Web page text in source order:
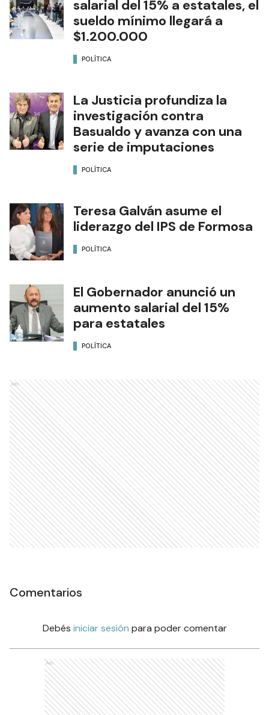
salarial del 15% a estatales, el
sueldo mínimo llegará a
$1.200.000
POLÍTICA
La Justicia profundiza la
investigación contra
Basualdo y avanza con una
serie de imputaciones
POLÍTICA
Teresa Galván asume el
liderazgo del IPS de Formosa
POLÍTICA
El Gobernador anunció un
aumento salarial del 15%
para estatales
POLÍTICA
Ads
Comentarios
Debés iniciar sesión para poder comentar
Ads